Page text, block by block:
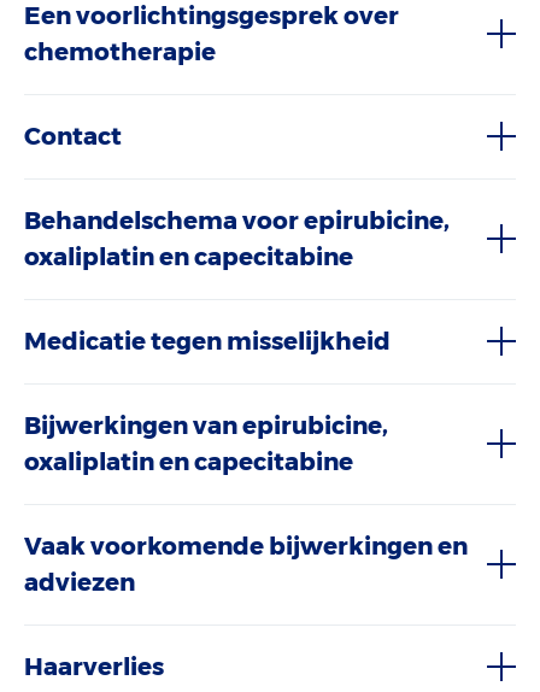
Een voorlichtingsgesprek over
chemotherapie
Contact
Behandelschema voor epirubicine,
oxaliplatin en capecitabine
Medicatie tegen misselijkheid
Bijwerkingen van epirubicine,
oxaliplatin en capecitabine
Vaak voorkomende bijwerkingen en
adviezen
Haarverlies